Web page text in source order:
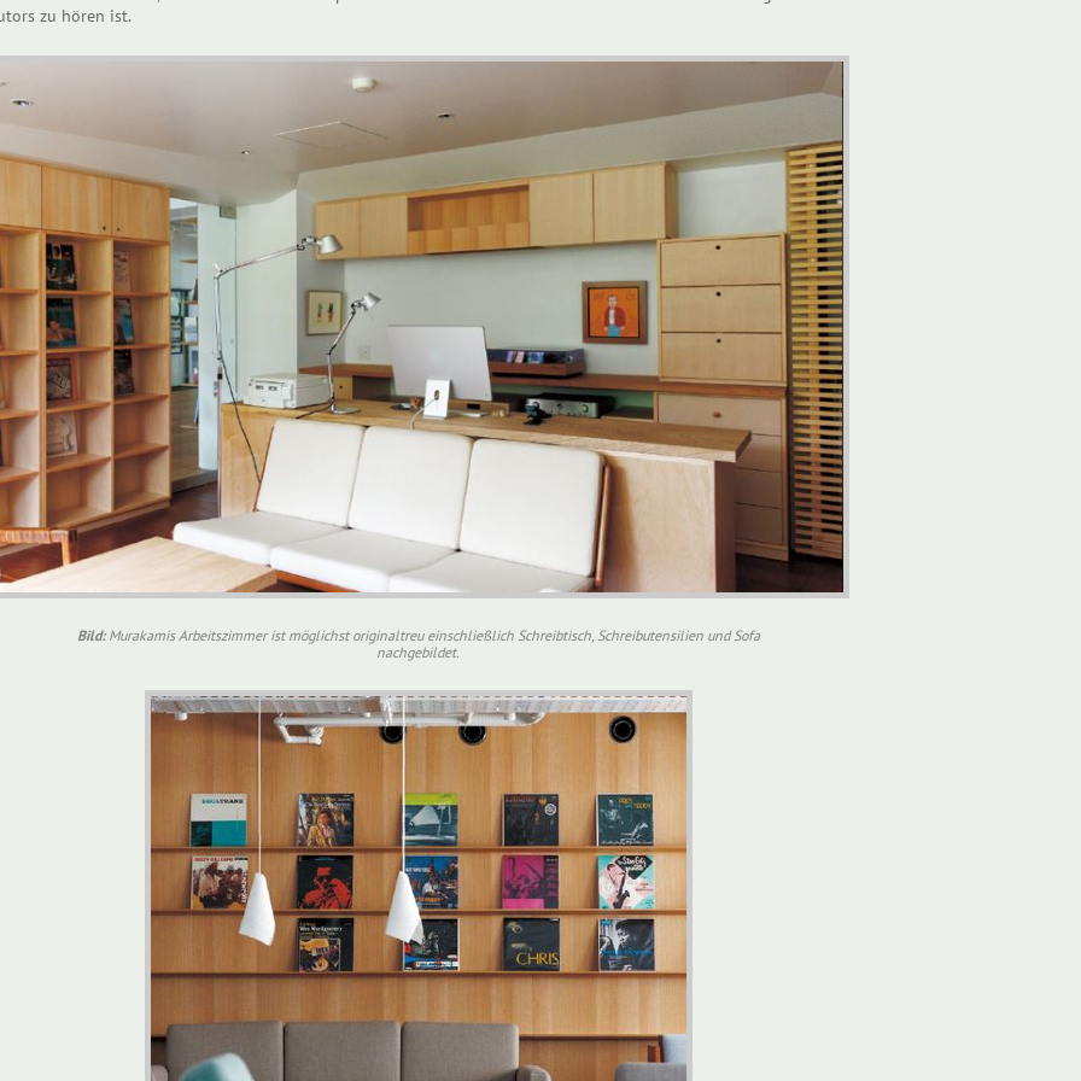
zu hören ist.
Bild:Murakamis Arbeitszimmer ist möglichst originaltreu einschließlich Schreibtisch, Schreibutensilien und Sofa
nachgebildet.